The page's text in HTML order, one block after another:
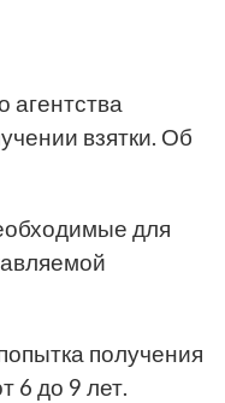
агентства
взятки. Об
для
получения
6 до 9 лет.